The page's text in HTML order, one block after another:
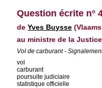
Question écrite n°
deYves Buysse
au ministre de la Justice
Vol de carburant -
vol
carburant
poursuite judiciaire
statistique officielle